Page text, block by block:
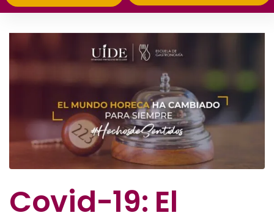
Covid-19: El